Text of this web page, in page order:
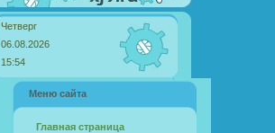
Четверг
06.08.2026
15:54
Меню сайта
Главная страница